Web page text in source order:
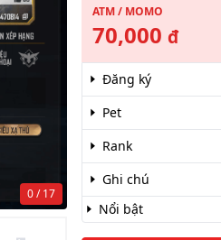
0 / 17
ATM / MOMO
70,000 đ
Đăng ký
Pet
Rank
Ghi chú
Nổi bật